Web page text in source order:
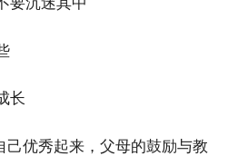
长
己优秀起来，父母的鼓励与教